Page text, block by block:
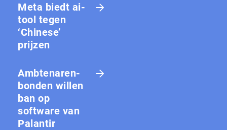
Meta biedt ai-
tool tegen
‘Chinese’
prijzen
Amb­te­na­ren­
bon­den willen
ban op
software van
Palantir